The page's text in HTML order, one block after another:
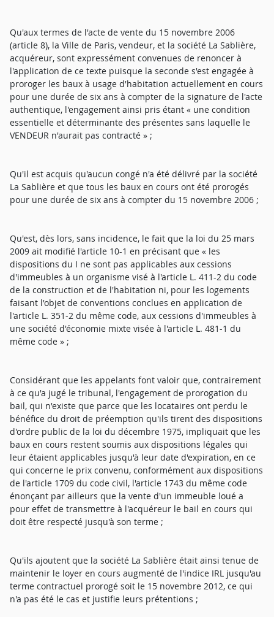
Qu'aux termes de l'acte de vente du 15 novembre 2006
(article 8), la Ville de Paris, vendeur, et la société La Sablière,
acquéreur, sont expressément convenues de renoncer à
l'application de ce texte puisque la seconde s'est engagée à
proroger les baux à usage d'habitation actuellement en cours
pour une durée de six ans à compter de la signature de l'acte
authentique, l'engagement ainsi pris étant « une condition
essentielle et déterminante des présentes sans laquelle le
VENDEUR n'aurait pas contracté » ;
Qu'il est acquis qu'aucun congé n'a été délivré par la société
La Sablière et que tous les baux en cours ont été prorogés
pour une durée de six ans à compter du 15 novembre 2006 ;
Qu'est, dès lors, sans incidence, le fait que la loi du 25 mars
2009 ait modifié l'article 10-1 en précisant que « les
dispositions du I ne sont pas applicables aux cessions
d'immeubles à un organisme visé à l'article L. 411-2 du code
de la construction et de l'habitation ni, pour les logements
faisant l'objet de conventions conclues en application de
l'article L. 351-2 du même code, aux cessions d'immeubles à
une société d'économie mixte visée à l'article L. 481-1 du
même code » ;
Considérant que les appelants font valoir que, contrairement
à ce qu'a jugé le tribunal, l'engagement de prorogation du
bail, qui n'existe que parce que les locataires ont perdu le
bénéfice du droit de préemption qu'ils tirent des dispositions
d'ordre public de la loi du décembre 1975, impliquait que les
baux en cours restent soumis aux dispositions légales qui
leur étaient applicables jusqu'à leur date d'expiration, en ce
qui concerne le prix convenu, conformément aux dispositions
de l'article 1709 du code civil, l'article 1743 du même code
énonçant par ailleurs que la vente d'un immeuble loué a
pour effet de transmettre à l'acquéreur le bail en cours qui
doit être respecté jusqu'à son terme ;
Qu'ils ajoutent que la société La Sablière était ainsi tenue de
maintenir le loyer en cours augmenté de l'indice IRL jusqu'au
terme contractuel prorogé soit le 15 novembre 2012, ce qui
n'a pas été le cas et justifie leurs prétentions ;